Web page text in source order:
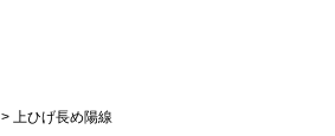
> 上ひげ長め陽線